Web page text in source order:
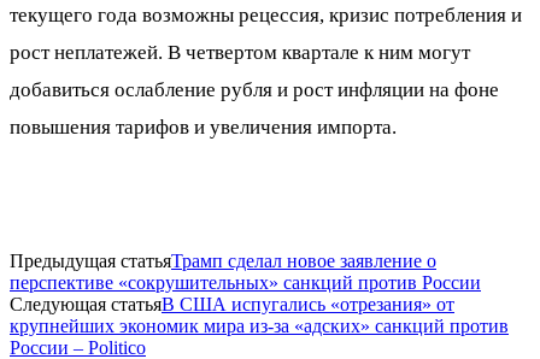
текущего года возможны рецессия, кризис потребления и
рост неплатежей. В четвертом квартале к ним могут
добавиться ослабление рубля и рост инфляции на фоне
повышения тарифов и увеличения импорта.
Предыдущая статьяТрамп сделал новое заявление о
перспективе «сокрушительных» санкций против России
Следующая статьяВ США испугались «отрезания» от
крупнейших экономик мира из-за «адских» санкций против
России – Politico